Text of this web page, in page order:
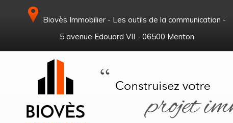
Biovès Immobilier - Les outils de la communication -
5 avenue Edouard VII - 06500 Menton